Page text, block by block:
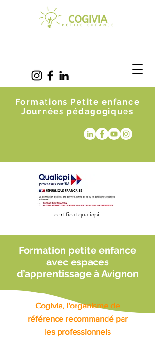
Formations Petite enfance
Journées pédagogiques
certificat qualiopi
Formation petite enfance
avec espaces
d’apprentissage à Avignon
Cogivia, l'organisme de
référence recommandé par
les professionnels